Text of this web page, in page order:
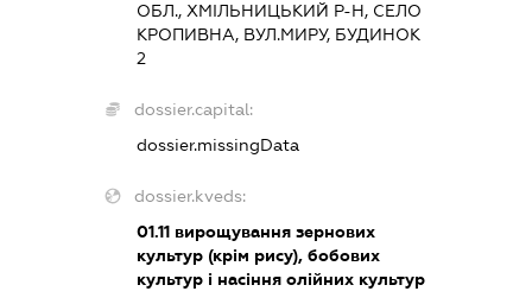
ОБЛ., ХМІЛЬНИЦЬКИЙ Р-Н, СЕЛО
КРОПИВНА, ВУЛ.МИРУ, БУДИНОК
2
dossier.capital:
dossier.missingData
dossier.kveds:
01.11 вирощування зернових
культур (крім рису), бобових
культур і насіння олійних культур